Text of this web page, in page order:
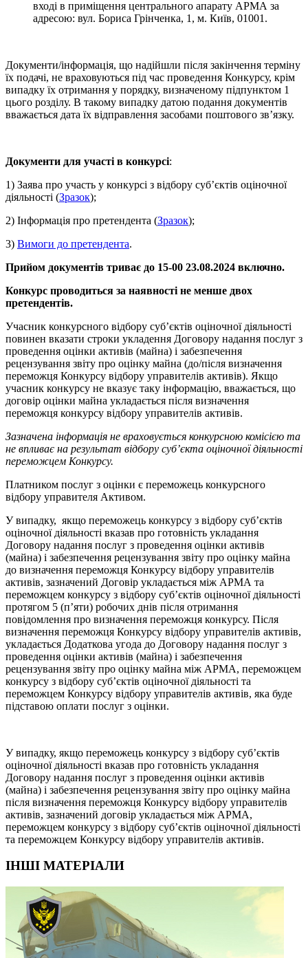
вході в приміщення центрального апарату АРМА за
адресою: вул. Бориса Грінченка, 1, м. Київ, 01001.
Документи/інформація, що надійшли після закінчення терміну
їх подачі, не враховуються під час проведення Конкурсу, крім
випадку їх отримання у порядку, визначеному підпунктом 1
цього розділу. В такому випадку датою подання документів
вважається дата їх відправлення засобами поштового зв’язку.
Документи для участі в конкурсі:
1) Заява про участь у конкурсі з відбору суб’єктів оціночної
діяльності (Зразок);
2) Інформація про претендента (Зразок);
3) Вимоги до претендента.
Прийом документів триває до 15-00 23.08.2024 включно.
Конкурс проводиться за наявності не менше двох
претендентів.
Учасник конкурсного відбору суб’єктів оціночної діяльності
повинен вказати строки укладення Договору надання послуг з
проведення оцінки активів (майна) і забезпечення
рецензування звіту про оцінку майна (до/після визначення
переможця Конкурсу відбору управителів активів). Якщо
учасник конкурсу не вказує таку інформацію, вважається, що
договір оцінки майна укладається після визначення
переможця конкурсу відбору управителів активів.
Зазначена інформація не враховується конкурсною комісією та
не впливає на результат відбору суб’єкта оціночної діяльності
переможцем Конкурсу.
Платником послуг з оцінки є переможець конкурсного
відбору управителя Активом.
У випадку, якщо переможець конкурсу з відбору суб’єктів
оціночної діяльності вказав про готовність укладання
Договору надання послуг з проведення оцінки активів
(майна) і забезпечення рецензування звіту про оцінку майна
до визначення переможця Конкурсу відбору управителів
активів, зазначений Договір укладається між АРМА та
переможцем конкурсу з відбору суб’єктів оціночної діяльності
протягом 5 (п’яти) робочих днів після отримання
повідомлення про визначення переможця конкурсу. Після
визначення переможця Конкурсу відбору управителів активів,
укладається Додаткова угода до Договору надання послуг з
проведення оцінки активів (майна) і забезпечення
рецензування звіту про оцінку майна між АРМА, переможцем
конкурсу з відбору суб’єктів оціночної діяльності та
переможцем Конкурсу відбору управителів активів, яка буде
підставою оплати послуг з оцінки.
У випадку, якщо переможець конкурсу з відбору суб’єктів
оціночної діяльності вказав про готовність укладання
Договору надання послуг з проведення оцінки активів
(майна) і забезпечення рецензування звіту про оцінку майна
після визначення переможця Конкурсу відбору управителів
активів, зазначений договір укладається між АРМА,
переможцем конкурсу з відбору суб’єктів оціночної діяльності
та переможцем Конкурсу відбору управителів активів.
ІНШІ МАТЕРІАЛИ